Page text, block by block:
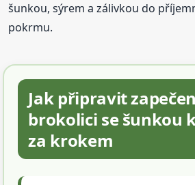
šunkou, sýrem a zálivkou do
pokrmu.
Jak připravit
brokolici se šunkou
za krokem